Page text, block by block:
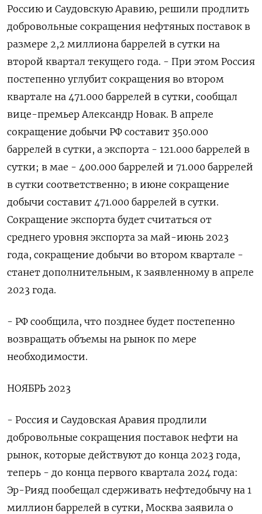
Россию и Саудовскую Аравию, решили продлить
добровольные сокращения нефтяных поставок в
размере 2,2 миллиона баррелей в сутки на
второй квартал текущего года. - При этом Россия
постепенно углубит сокращения во втором
квартале на 471.000 баррелей в сутки, сообщал
вице-премьер Александр Новак. В апреле
сокращение добычи РФ составит 350.000
баррелей в сутки, а экспорта - 121.000 баррелей в
сутки; в мае - 400.000 баррелей и 71.000 баррелей
в сутки соответственно; в июне сокращение
добычи составит 471.000 баррелей в сутки.
Сокращение экспорта будет считаться от
среднего уровня экспорта за май-июнь 2023
года, сокращение добычи во втором квартале -
станет дополнительным, к заявленному в апреле
2023 года.
- РФ сообщила, что позднее будет постепенно
возвращать объемы на рынок по мере
необходимости.
НОЯБРЬ 2023
- Россия и Саудовская Аравия продлили
добровольные сокращения поставок нефти на
рынок, которые действуют до конца 2023 года,
теперь - до конца первого квартала 2024 года:
Эр-Рияд пообещал сдерживать нефтедобычу на 1
миллион баррелей в сутки, Москва заявила о